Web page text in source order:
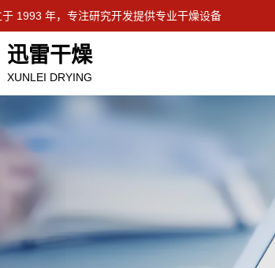
于 1993 年，专注研究开发提供专业干燥设备
迅雷干燥
XUNLEI DRYING